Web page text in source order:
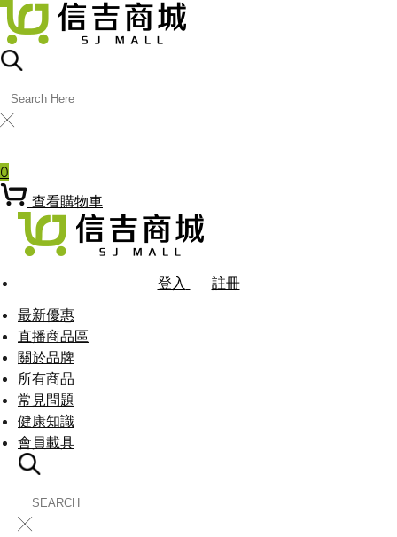
╳
0
查看購物車
登入
註冊
最新優惠
直播商品區
關於品牌
所有商品
常見問題
健康知識
會員載具
╳